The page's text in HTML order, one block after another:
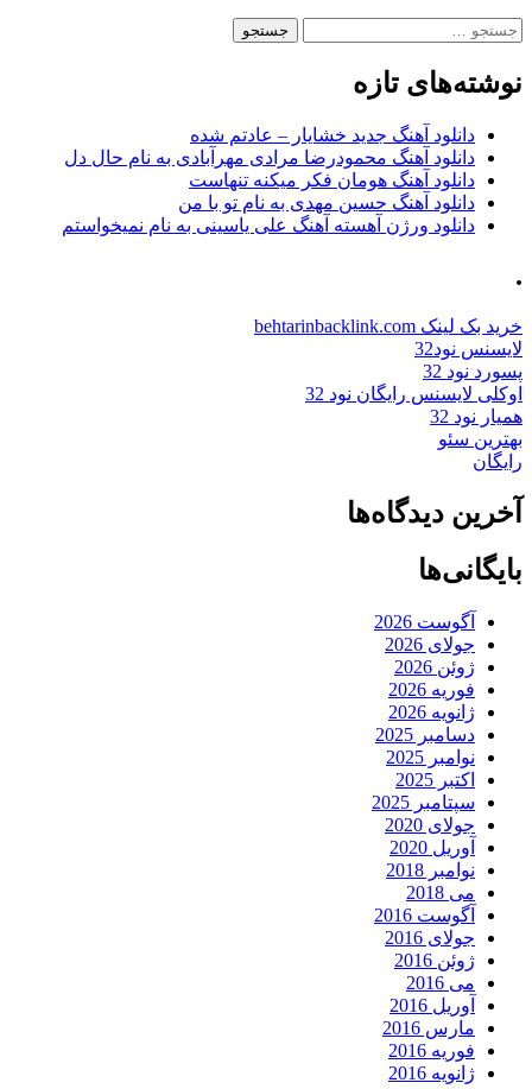
جستجو
نوشته‌های تازه
دانلود آهنگ جدید خشایار – عادتم شده
دانلود آهنگ محمودرضا مرادی مهرآبادی به نام حال دل
دانلود آهنگ هومان فکر میکنه تنهاست
دانلود آهنگ حسین مهدی به نام تو با من
دانلود ورژن آهسته آهنگ علی یاسینی به نام نمیخواستم
.
خرید بک لینک behtarinbacklink.com
لایسنس نود32
پسورد نود 32
اوکلی لایسنس رایگان نود 32
همیار نود 32
بهترین سئو
رایگان
آخرین دیدگاه‌ها
بایگانی‌ها
آگوست 2026
جولای 2026
ژوئن 2026
فوریه 2026
ژانویه 2026
دسامبر 2025
نوامبر 2025
اکتبر 2025
سپتامبر 2025
جولای 2020
آوریل 2020
نوامبر 2018
می 2018
آگوست 2016
جولای 2016
ژوئن 2016
می 2016
آوریل 2016
مارس 2016
فوریه 2016
ژانویه 2016